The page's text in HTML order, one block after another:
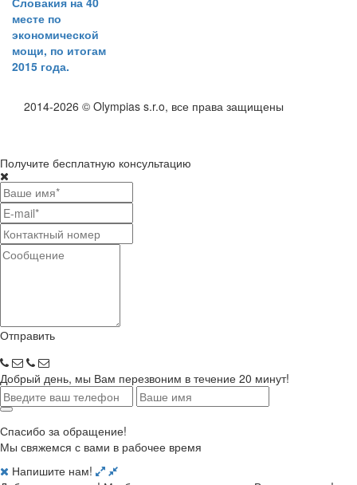
месте по
экономической
мощи, по итогам
2015 года.
2014-2026 © Olympias s.r.o, все права защищены
Получите бесплатную консультацию
Отправить
Добрый день, мы Вам перезвоним в течение 20 минут!
Спасибо за обращение!
Мы свяжемся с вами в рабочее время
Напишите нам!